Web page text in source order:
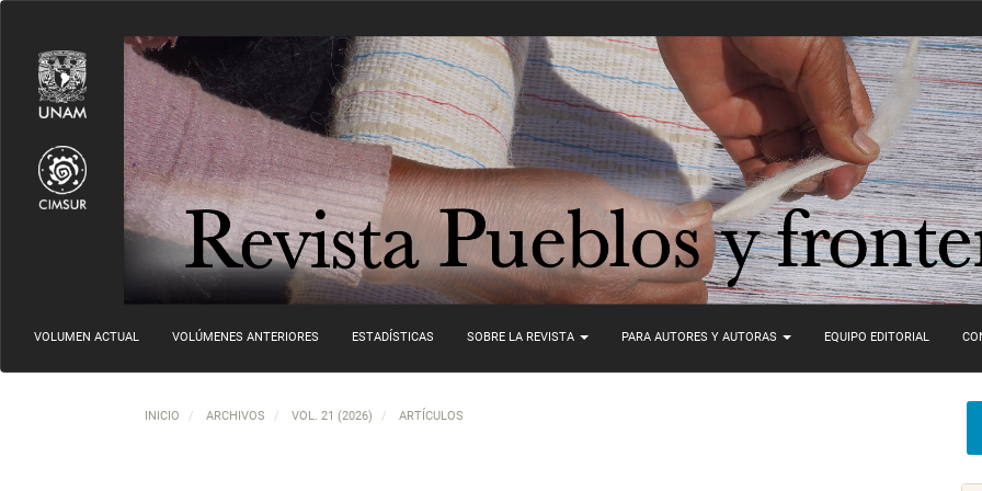
Contenido principal
Barra lateral
VOLUMEN ACTUAL VOLÚMENES ANTERIORES ESTADÍSTICAS SOBRE LA REVISTA PARA AUTORES Y AUTORAS EQUIPO EDITORIAL
INICIO ARCHIVOS VOL. 21 (2026) ARTÍCULOS